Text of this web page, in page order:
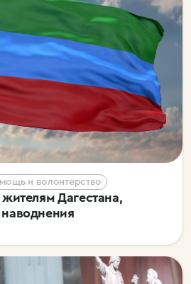
и волонтерство
Дагестана,